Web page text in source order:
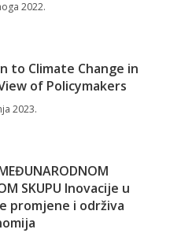
2022.
to Climate Change in
of Policymakers
2023.
SKUPU Inovacije u
promjene i održiva